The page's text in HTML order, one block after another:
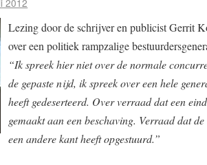
2012
Lezing door de schrijver en publicist Gerrit
over een politiek rampzalige
“Ik spreek hier niet over de normale
de gepaste nijd, ik spreek over een hele
heeft gedeserteerd. Over verraad dat een
gemaakt aan een beschaving. Verraad dat
een andere kant heeft opgestuurd.”